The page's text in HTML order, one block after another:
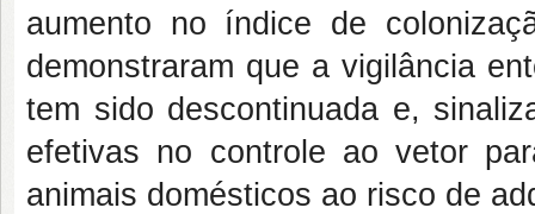
aumento no índice de
demonstraram que a vigilância
tem sido descontinuada e,
efetivas no controle ao vetor
animais domésticos ao risco de